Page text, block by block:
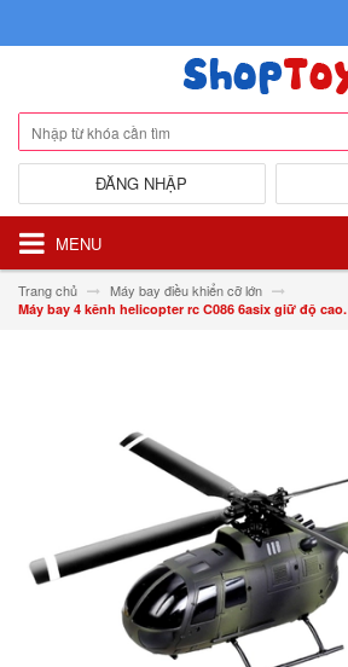
ĐĂNG NHẬP
MENU
Trang chủ Máy bay điều khiển cỡ lớn
Máy bay 4 kênh helicopter rc C086 6asix giữ độ cao.